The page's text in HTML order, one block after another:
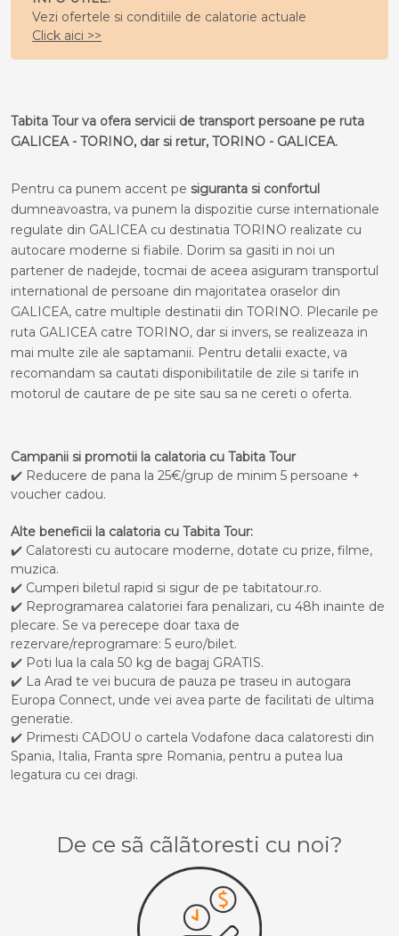
Vezi ofertele si conditiile de calatorie actuale
Click aici >>
Tabita Tour va ofera servicii de transport persoane pe ruta
GALICEA - TORINO, dar si retur, TORINO - GALICEA.
Pentru ca punem accent pe siguranta si confortul
dumneavoastra, va punem la dispozitie curse internationale
regulate din GALICEA cu destinatia TORINO realizate cu
autocare moderne si fiabile. Dorim sa gasiti in noi un
partener de nadejde, tocmai de aceea asiguram transportul
international de persoane din majoritatea oraselor din
GALICEA, catre multiple destinatii din TORINO. Plecarile pe
ruta GALICEA catre TORINO, dar si invers, se realizeaza in
mai multe zile ale saptamanii. Pentru detalii exacte, va
recomandam sa cautati disponibilitatile de zile si tarife in
motorul de cautare de pe site sau sa ne cereti o oferta.
Campanii si promotii la calatoria cu Tabita Tour
✔️ Reducere de pana la 25€/grup de minim 5 persoane +
voucher cadou.
Alte beneficii la calatoria cu Tabita Tour:
✔️ Calatoresti cu autocare moderne, dotate cu prize, filme,
muzica.
✔️ Cumperi biletul rapid si sigur de pe tabitatour.ro.
✔️ Reprogramarea calatoriei fara penalizari, cu 48h inainte de
plecare. Se va perecepe doar taxa de
rezervare/reprogramare: 5 euro/bilet.
✔️ Poti lua la cala 50 kg de bagaj GRATIS.
✔️ La Arad te vei bucura de pauza pe traseu in autogara
Europa Connect, unde vei avea parte de facilitati de ultima
generatie.
✔️ Primesti CADOU o cartela Vodafone daca calatoresti din
Spania, Italia, Franta spre Romania, pentru a putea lua
legatura cu cei dragi.
De ce sã cãlãtoresti cu noi?